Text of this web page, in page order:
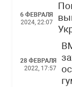
6 ФЕВРАЛЯ
2024, 22:07
28 ФЕВРАЛЯ
2022, 17:57